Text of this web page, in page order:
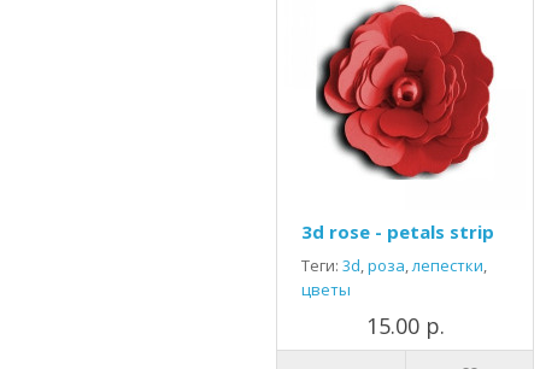
3d rose - petals strip
Теги: 3d,роза,лепестки,
цветы
15.00 р.